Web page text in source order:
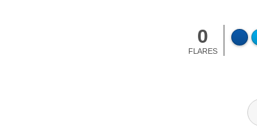
0
FLARES